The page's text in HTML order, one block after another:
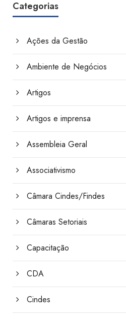
Categorias
Ações da Gestão
Ambiente de Negócios
Artigos
Artigos e imprensa
Assembleia Geral
Associativismo
Câmara Cindes/Findes
Câmaras Setoriais
Capacitação
CDA
Cindes